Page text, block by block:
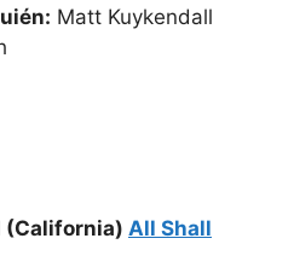
Matt Kuykendall
(California) All Shall